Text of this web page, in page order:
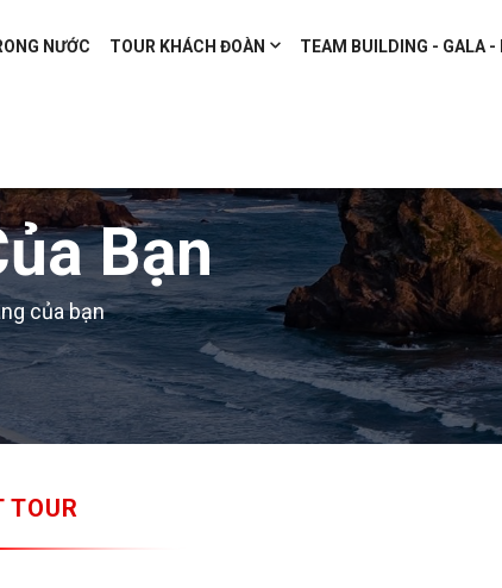
NƯỚC TOUR KHÁCH ĐOÀN TEAM BUILDING - GALA -
Bạn
của bạn
TOUR